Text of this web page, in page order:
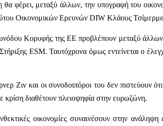
φέρει, μεταξύ άλλων, την υπογραφή του
Οικονομικών Ερευνών DIW Κλάους
Κορυφής της ΕΕ προβλέπουν μεταξύ
ESΜ. Ταυτόχρονα όμως εντείνεται ο
Ζιν και οι συνοδοιπόροι του δεν πιστεύουν ότι
κρίση διαθέτουν πλειοψηφία στην ευρωζώνη.
οικονομίες συναινέσουν στην ανάληψη